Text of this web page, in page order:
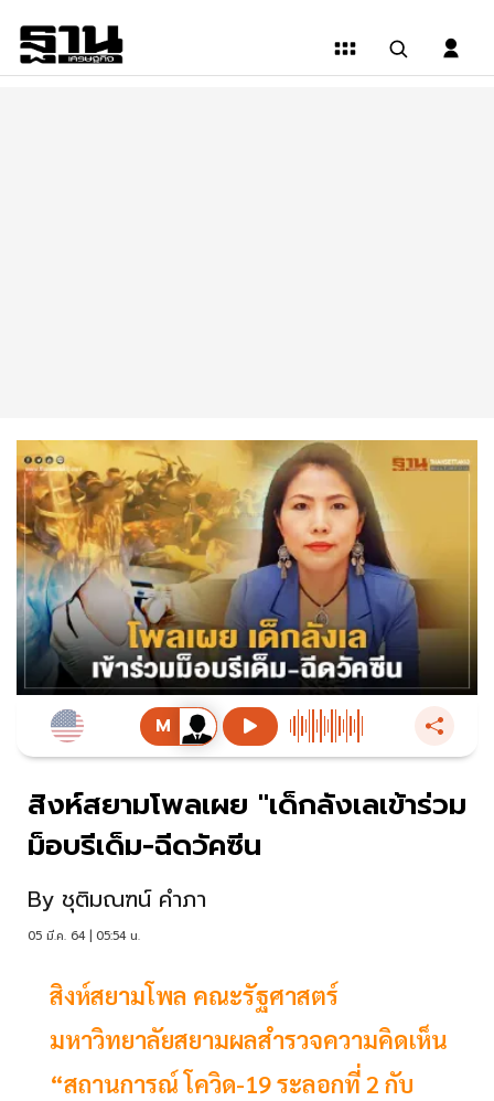
สิงห์สยามโพลเผย "เด็กลังเลเข้าร่วม
ม็อบรีเด็ม-ฉีดวัคซีน
By ชุติมณฑน์ คำภา
05 มี.ค. 64 | 05:54 น.
สิงห์สยามโพล คณะรัฐศาสตร์
มหาวิทยาลัยสยามผลสำรวจความคิดเห็น
“สถานการณ์ โควิด-19 ระลอกที่ 2 กับ